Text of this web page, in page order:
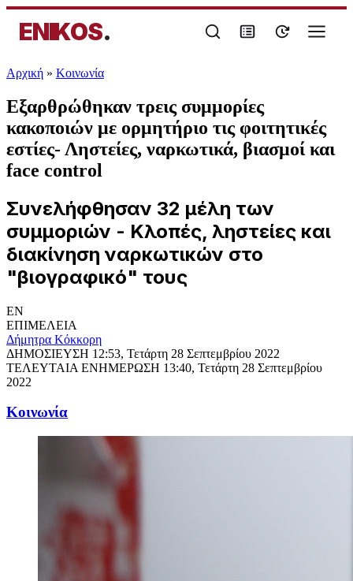
ENIKOS.
Αρχική » Κοινωνία
Εξαρθρώθηκαν τρεις συμμορίες
κακοποιών με ορμητήριο τις φοιτητικές
εστίες- Ληστείες, ναρκωτικά, βιασμοί και
face control
Συνελήφθησαν 32 μέλη των
συμμοριών - Κλοπές, ληστείες και
διακίνηση ναρκωτικών στο
"βιογραφικό" τους
EN
ΕΠΙΜΕΛΕΙΑ
Δήμητρα Κόκκορη
ΔΗΜΟΣΙΕΥΣΗ 12:53, Τετάρτη 28 Σεπτεμβρίου 2022
ΤΕΛΕΥΤΑΙΑ ΕΝΗΜΕΡΩΣΗ 13:40, Τετάρτη 28 Σεπτεμβρίου
2022
Κοινωνία